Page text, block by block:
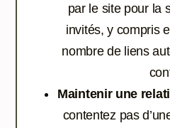
par le site pour la
invités, y compris
nombre de liens
Maintenir une
contentez pas